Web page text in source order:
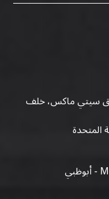
فندق سيتي ماكس، خلف